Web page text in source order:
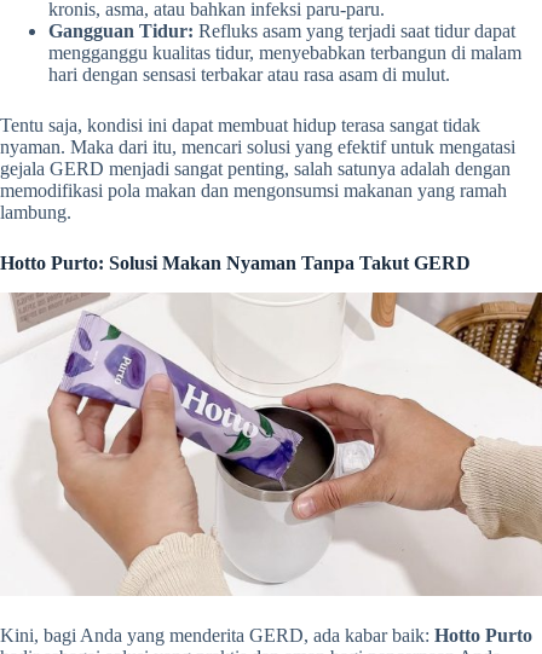
kronis, asma, atau bahkan infeksi paru-paru.
Gangguan Tidur: Refluks asam yang terjadi saat tidur dapat
mengganggu kualitas tidur, menyebabkan terbangun di malam
hari dengan sensasi terbakar atau rasa asam di mulut.
Tentu saja, kondisi ini dapat membuat hidup terasa sangat tidak
nyaman. Maka dari itu, mencari solusi yang efektif untuk mengatasi
gejala GERD menjadi sangat penting, salah satunya adalah dengan
memodifikasi pola makan dan mengonsumsi makanan yang ramah
lambung.
Hotto Purto: Solusi Makan Nyaman Tanpa Takut GERD
Kini, bagi Anda yang menderita GERD, ada kabar baik: Hotto Purto